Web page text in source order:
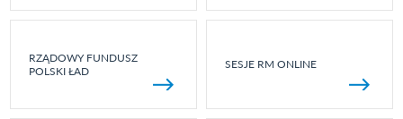
RZĄDOWY FUNDUSZ
POLSKI ŁAD
SESJE RM ONLINE